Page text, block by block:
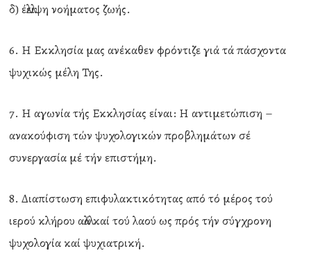
δ) έλλειψη νοήματος ζωής.
6. Η Εκκλησία μας ανέκαθεν φρόντιζε γιά τά πάσχοντα
ψυχικώς μέλη Της.
7. Η αγωνία τής Εκκλησίας είναι: Η αντιμετώπιση –
ανακούφιση τών ψυχολογικών προβλημάτων σέ
συνεργασία μέ τήν επιστήμη.
8. Διαπίστωση επιφυλακτικότητας από τό μέρος τού
ιερού κλήρου αλλά καί τού λαού ως πρός τήν σύγχρονη
ψυχολογία καί ψυχιατρική.